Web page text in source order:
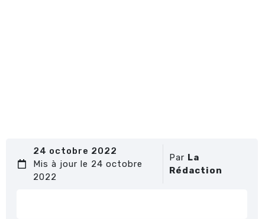
24 octobre 2022
Mis à jour le 24 octobre
2022
Par La
Rédaction